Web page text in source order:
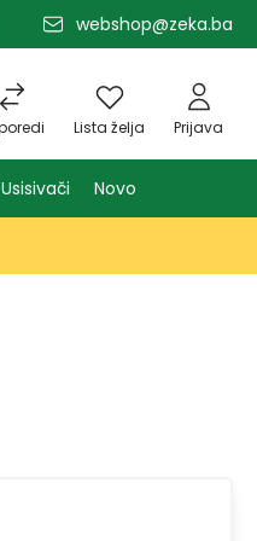
webshop@zeka.ba
Lista želja Prijava
Usisivači Novo